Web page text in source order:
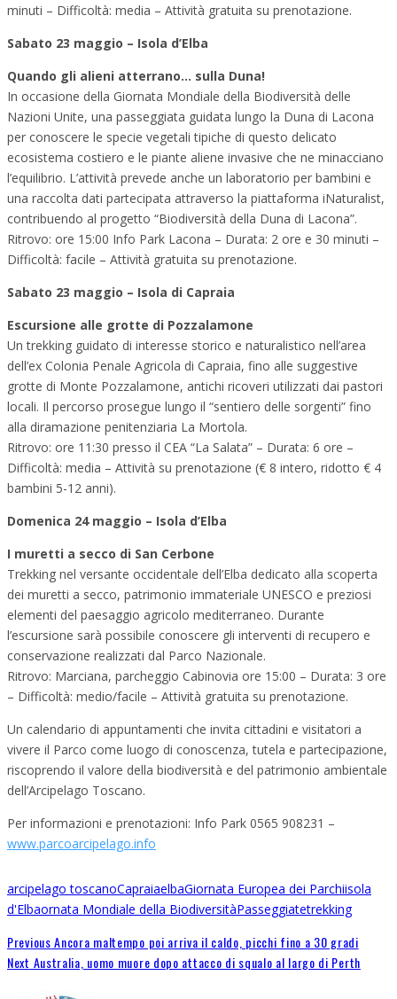
minuti – Difficoltà: media – Attività gratuita su prenotazione.
Sabato 23 maggio – Isola d’Elba
Quando gli alieni atterrano… sulla Duna!
In occasione della Giornata Mondiale della Biodiversità delle
Nazioni Unite, una passeggiata guidata lungo la Duna di Lacona
per conoscere le specie vegetali tipiche di questo delicato
ecosistema costiero e le piante aliene invasive che ne minacciano
l’equilibrio. L’attività prevede anche un laboratorio per bambini e
una raccolta dati partecipata attraverso la piattaforma iNaturalist,
contribuendo al progetto “Biodiversità della Duna di Lacona”.
Ritrovo: ore 15:00 Info Park Lacona – Durata: 2 ore e 30 minuti –
Difficoltà: facile – Attività gratuita su prenotazione.
Sabato 23 maggio – Isola di Capraia
Escursione alle grotte di Pozzalamone
Un trekking guidato di interesse storico e naturalistico nell’area
dell’ex Colonia Penale Agricola di Capraia, fino alle suggestive
grotte di Monte Pozzalamone, antichi ricoveri utilizzati dai pastori
locali. Il percorso prosegue lungo il “sentiero delle sorgenti” fino
alla diramazione penitenziaria La Mortola.
Ritrovo: ore 11:30 presso il CEA “La Salata” – Durata: 6 ore –
Difficoltà: media – Attività su prenotazione (€ 8 intero, ridotto € 4
bambini 5-12 anni).
Domenica 24 maggio – Isola d’Elba
I muretti a secco di San Cerbone
Trekking nel versante occidentale dell’Elba dedicato alla scoperta
dei muretti a secco, patrimonio immateriale UNESCO e preziosi
elementi del paesaggio agricolo mediterraneo. Durante
l’escursione sarà possibile conoscere gli interventi di recupero e
conservazione realizzati dal Parco Nazionale.
Ritrovo: Marciana, parcheggio Cabinovia ore 15:00 – Durata: 3 ore
– Difficoltà: medio/facile – Attività gratuita su prenotazione.
Un calendario di appuntamenti che invita cittadini e visitatori a
vivere il Parco come luogo di conoscenza, tutela e partecipazione,
riscoprendo il valore della biodiversità e del patrimonio ambientale
dell’Arcipelago Toscano.
Per informazioni e prenotazioni: Info Park 0565 908231 –
www.parcoarcipelago.info
arcipelago toscanoCapraiaelbaGiornata Europea dei Parchiisola
d'Elbaornata Mondiale della BiodiversitàPasseggiatetrekking
PreviousAncora maltempo poi arriva il caldo, picchi fino a 30 gradi
Next Australia, uomo muore dopo attacco di squalo al largo di Perth